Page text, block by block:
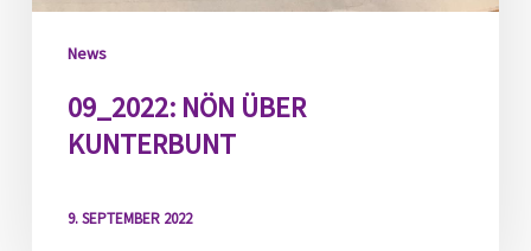
News
09_2022: NÖN ÜBER
KUNTERBUNT
9. SEPTEMBER 2022